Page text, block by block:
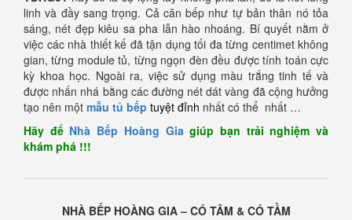
linh và đầy sang trọng. Cả căn bếp như tự bản thân nó tỏa
sáng, nét đẹp kiêu sa pha lẫn hào nhoáng. Bí quyết nằm ở
việc các nhà thiết kế đã tận dụng tối đa từng centimet không
gian, từng module tủ, từng ngọn đèn đều được tính toán cực
kỳ khoa học. Ngoài ra, việc sử dụng màu trắng tinh tế và
được nhấn nhá bằng các đường nét dát vàng đã cộng hưởng
tạo nên một mẫu tủ bếp tuyệt đỉnh nhất có thể nhất …
Hãy để Nhà Bếp Hoàng Giagiúp bạn trải nghiệm và
khám phá !!!
NHÀ BẾP HOÀNG GIA – CÓ TÂM & CÓ TẦM